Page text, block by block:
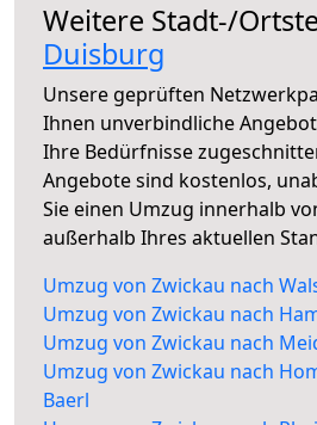
Weitere Stadt-/
Duisburg
Unsere geprüften
Ihnen unverbindliche
Ihre Bedürfnisse
Angebote sind kostenlos,
Sie einen Umzug innerhalb
außerhalb Ihres aktuellen
Umzug von Zwickau nach
Umzug von Zwickau nach
Umzug von Zwickau nach
Umzug von Zwickau nach
Baerl